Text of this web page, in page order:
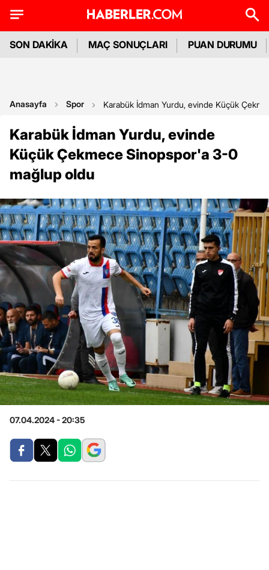
SON DAKİKA MAÇ SONUÇLARI PUAN DURUMU
Anasayfa Spor Karabük İdman Yurdu, evinde Küçük
Karabük İdman Yurdu, evinde
Küçük Çekmece Sinopspor'a 3-0
mağlup oldu
07.04.2024 - 20:35